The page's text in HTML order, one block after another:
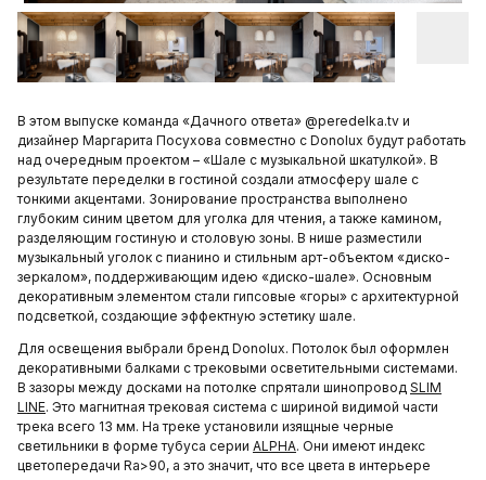
В этом выпуске команда «Дачного ответа» @peredelka.tv и
дизайнер Маргарита Посухова совместно с Donolux будут работать
над очередным проектом – «Шале с музыкальной шкатулкой». В
результате переделки в гостиной создали атмосферу шале с
тонкими акцентами. Зонирование пространства выполнено
глубоким синим цветом для уголка для чтения, а также камином,
разделяющим гостиную и столовую зоны. В нише разместили
музыкальный уголок с пианино и стильным арт-объектом «диско-
зеркалом», поддерживающим идею «диско-шале». Основным
декоративным элементом стали гипсовые «горы» с архитектурной
подсветкой, создающие эффектную эстетику шале.
Для освещения выбрали бренд Donolux. Потолок был оформлен
декоративными балками с трековыми осветительными системами.
В зазоры между досками на потолке спрятали шинопровод SLIM
LINE. Это магнитная трековая система c шириной видимой части
трека всего 13 мм. На треке установили изящные черные
светильники в форме тубуса серии ALPHA. Они имеют индекс
цветопередачи Ra>90, а это значит, что все цвета в интерьере